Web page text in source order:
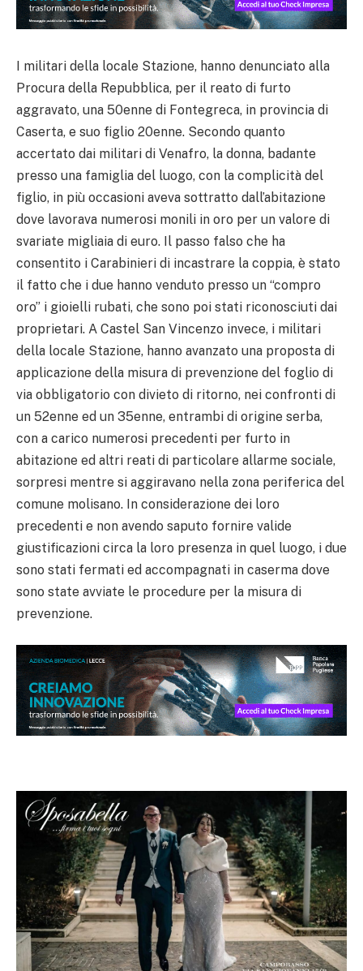
I militari della locale Stazione, hanno denunciato alla
Procura della Repubblica, per il reato di furto
aggravato, una 50enne di Fontegreca, in provincia di
Caserta, e suo figlio 20enne. Secondo quanto
accertato dai militari di Venafro, la donna, badante
presso una famiglia del luogo, con la complicità del
figlio, in più occasioni aveva sottratto dall’abitazione
dove lavorava numerosi monili in oro per un valore di
svariate migliaia di euro. Il passo falso che ha
consentito i Carabinieri di incastrare la coppia, è stato
il fatto che i due hanno venduto presso un “compro
oro” i gioielli rubati, che sono poi stati riconosciuti dai
proprietari. A Castel San Vincenzo invece, i militari
della locale Stazione, hanno avanzato una proposta di
applicazione della misura di prevenzione del foglio di
via obbligatorio con divieto di ritorno, nei confronti di
un 52enne ed un 35enne, entrambi di origine serba,
con a carico numerosi precedenti per furto in
abitazione ed altri reati di particolare allarme sociale,
sorpresi mentre si aggiravano nella zona periferica del
comune molisano. In considerazione dei loro
precedenti e non avendo saputo fornire valide
giustificazioni circa la loro presenza in quel luogo, i due
sono stati fermati ed accompagnati in caserma dove
sono state avviate le procedure per la misura di
prevenzione.